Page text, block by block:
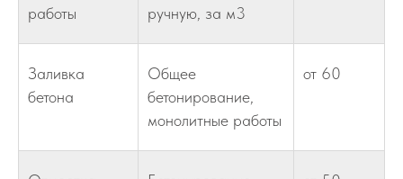
работы
ручную, за м3
Заливка
бетона
Общее
бетонирование,
монолитные работы
от 60